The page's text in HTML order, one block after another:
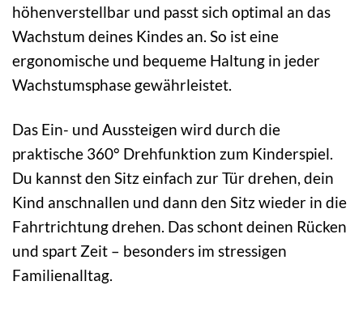
höhenverstellbar und passt sich optimal an das
Wachstum deines Kindes an. So ist eine
ergonomische und bequeme Haltung in jeder
Wachstumsphase gewährleistet.
Das Ein- und Aussteigen wird durch die
praktische 360° Drehfunktion zum Kinderspiel.
Du kannst den Sitz einfach zur Tür drehen, dein
Kind anschnallen und dann den Sitz wieder in die
Fahrtrichtung drehen. Das schont deinen Rücken
und spart Zeit – besonders im stressigen
Familienalltag.